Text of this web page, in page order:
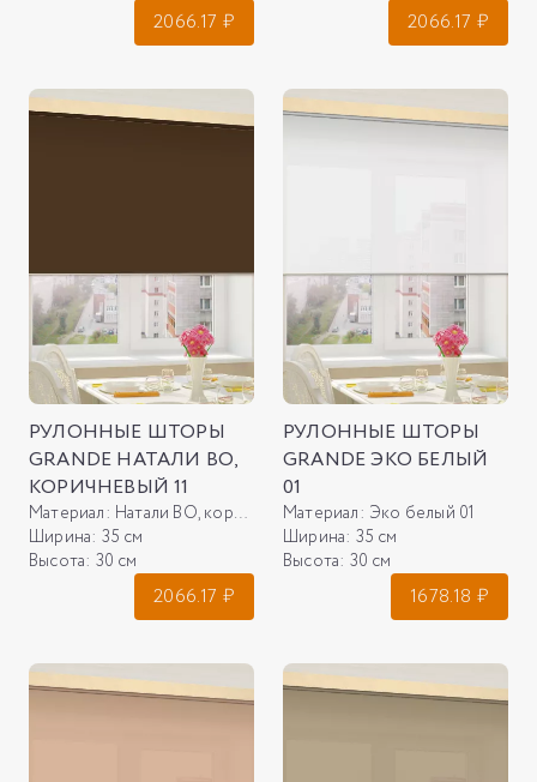
2066.17 ₽ 2066.17 ₽
РУЛОННЫЕ ШТОРЫ
GRANDE НАТАЛИ ВО,
КОРИЧНЕВЫЙ 11
Материал: Натали ВО, коричневый 11
Ширина: 35 см
Высота: 30 см
2066.17 ₽
РУЛОННЫЕ ШТОРЫ
GRANDE ЭКО БЕЛЫЙ
01
Материал: Эко белый 01
Ширина: 35 см
Высота: 30 см
1678.18 ₽